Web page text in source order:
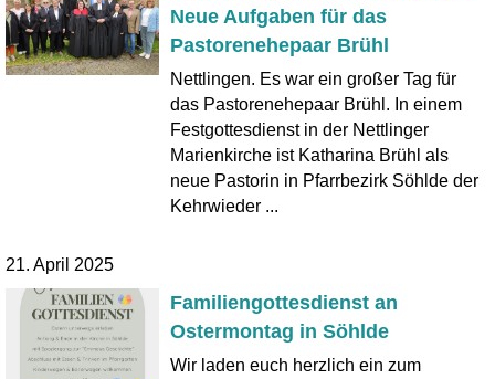
Neue Aufgaben für das
Pastorenehepaar Brühl
Nettlingen. Es war ein großer Tag für
das Pastorenehepaar Brühl. In einem
Festgottesdienst in der Nettlinger
Marienkirche ist Katharina Brühl als
neue Pastorin in Pfarrbezirk Söhlde der
Kehrwieder ...
21. April 2025
Familiengottesdienst an
Ostermontag in Söhlde
Wir laden euch herzlich ein zum